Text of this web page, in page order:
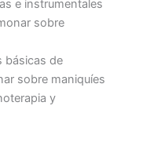
e instrumentales
sobre
básicas de
sobre maniquíes
y